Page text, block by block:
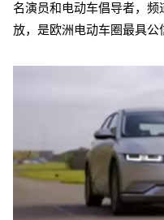
名演员和电动车倡导者，
放，是欧洲电动车圈最具公